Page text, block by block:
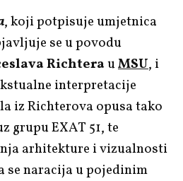
, koji potpisuje umjetnica
se u povodu
RichterauMSU, i
interpretacije
iz Richterova opusa tako
grupu EXAT 51, te
arhitekture i vizualnosti
se naracija u pojedinim